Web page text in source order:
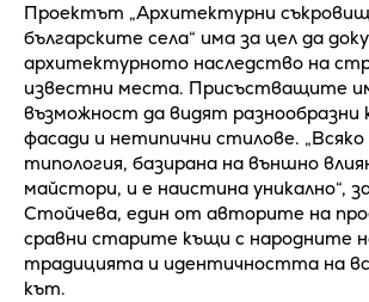
Проектът „Архитектурни
българските села“ има за цел да
архитектурното наследство на
известни места. Присъстващите
възможност да видят разнообразни
фасади и нетипични стилове. „Всяко
типология, базирана на външно
майстори, и е наистина уникално“,
Стойчева, един от авторите на
сравни старите къщи с народните
традицията и идентичността на
кът.